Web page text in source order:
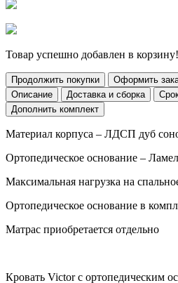
Товар успешно добавлен в корзину!
Продолжить покупки
Оформить
Описание
Доставка и сборка
Дополнить комплект
Материал корпуса – ЛДСП дуб
Ортопедическое основание –
Максимальная нагрузка на
Ортопедическое основание в
Матрас приобретается отдельно
Кровать Victor с ортопедическим